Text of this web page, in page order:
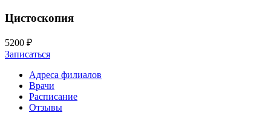
Цистоскопия
5200 ₽
Записаться
Адреса филиалов
Врачи
Расписание
Отзывы